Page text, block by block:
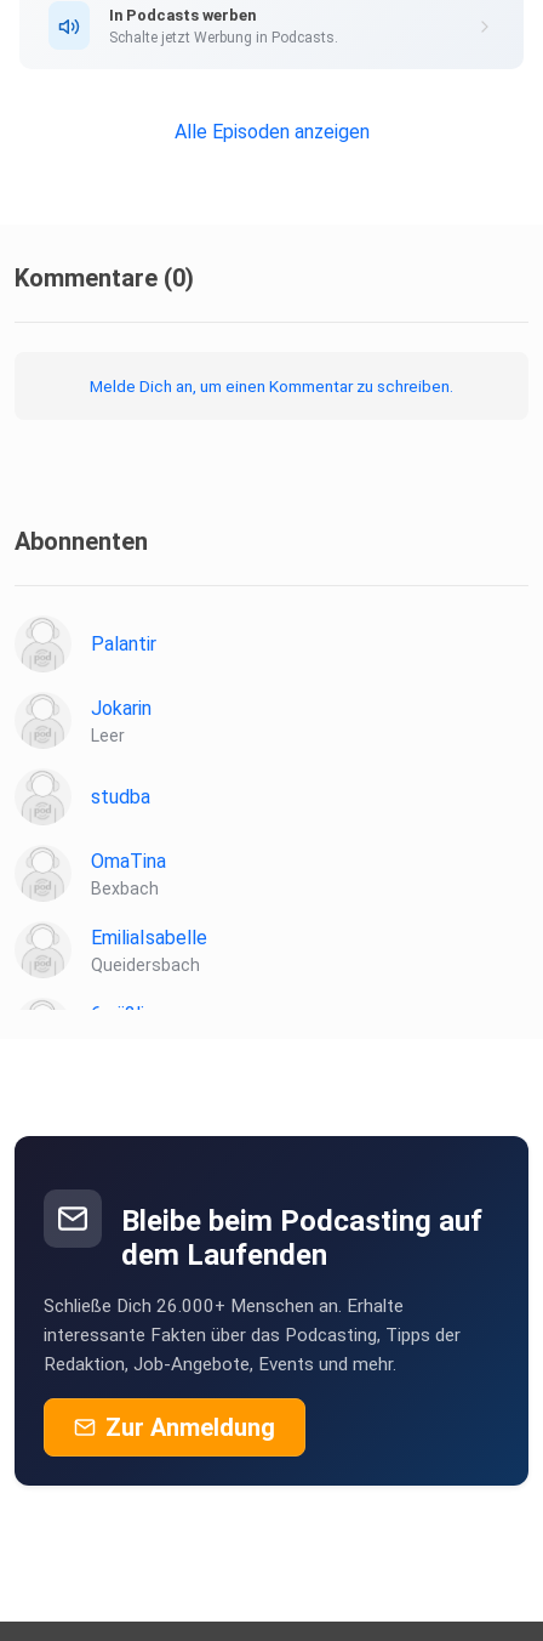
In Podcasts werben
Schalte jetzt Werbung in Podcasts.
Alle Episoden anzeigen
Kommentare (0)
Melde Dich an, um einen Kommentar zu schreiben.
Abonnenten
Palantir
Jokarin
Leer
studba
OmaTina
Bexbach
EmiliaIsabelle
Queidersbach
6zrii2li
Bleibe beim Podcasting auf
dem Laufenden
Schließe Dich 26.000+ Menschen an. Erhalte
interessante Fakten über das Podcasting, Tipps der
Redaktion, Job-Angebote, Events und mehr.
Zur Anmeldung